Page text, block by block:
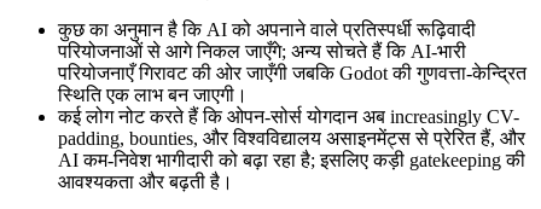
कुछ का अनुमान है कि AI को अपनाने वाले प्रतिस्पर्धी रूढ़िवादी
परियोजनाओं से आगे निकल जाएँगे; अन्य सोचते हैं कि AI-भारी
परियोजनाएँ गिरावट की ओर जाएँगी जबकि Godot की गुणवत्ता-केन्द्रित
स्थिति एक लाभ बन जाएगी।
कई लोग नोट करते हैं कि ओपन-सोर्स योगदान अब increasingly CV-
padding, bounties, और विश्वविद्यालय असाइनमेंट्स से प्रेरित हैं, और
AI कम-निवेश भागीदारी को बढ़ा रहा है; इसलिए कड़ी gatekeeping की
आवश्यकता और बढ़ती है।